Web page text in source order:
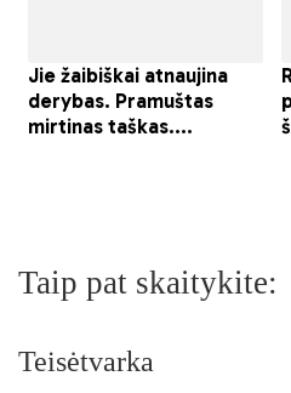
Taip pat skaitykite:
Teisėtvarka